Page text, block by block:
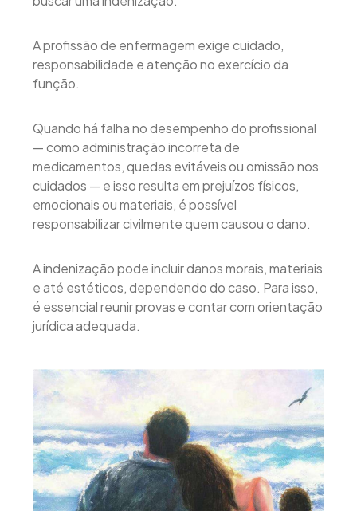
A profissão de enfermagem exige cuidado,
responsabilidade e atenção no exercício da
função.
Quando há falha no desempenho do profissional
— como administração incorreta de
medicamentos, quedas evitáveis ou omissão nos
cuidados — e isso resulta em prejuízos físicos,
emocionais ou materiais, é possível
responsabilizar civilmente quem causou o dano.
A indenização pode incluir danos morais, materiais
e até estéticos, dependendo do caso. Para isso,
é essencial reunir provas e contar com orientação
jurídica adequada.